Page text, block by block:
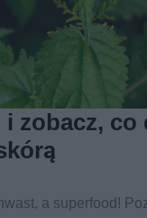
zobacz, co
a superfood!